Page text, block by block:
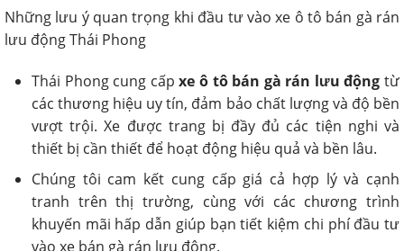
Những lưu ý quan trọng khi đầu tư vào xe ô tô bán gà rán
lưu động Thái Phong
Thái Phong cung cấpxe ô tô bán gà rán lưu động từ
các thương hiệu uy tín, đảm bảo chất lượng và độ bền
vượt trội. Xe được trang bị đầy đủ các tiện nghi và
thiết bị cần thiết để hoạt động hiệu quả và bền lâu.
Chúng tôi cam kết cung cấp giá cả hợp lý và cạnh
tranh trên thị trường, cùng với các chương trình
khuyến mãi hấp dẫn giúp bạn tiết kiệm chi phí đầu tư
vào xe bán gà rán lưu động.